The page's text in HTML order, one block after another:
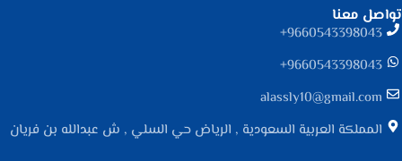
تواصل معنا
9660543398043⁩+
9660543398043⁩+
alassly10@gmail.com
المملكة العربية السعودية , الرياض حي السلي , ش عبدالله بن فريان